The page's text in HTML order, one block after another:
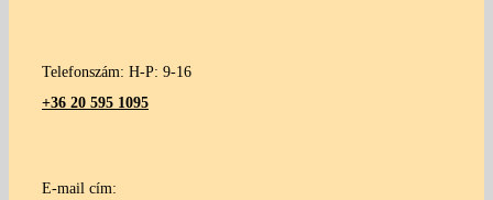
Telefonszám: H-P: 9-16
+36 20 595 1095
E-mail cím: